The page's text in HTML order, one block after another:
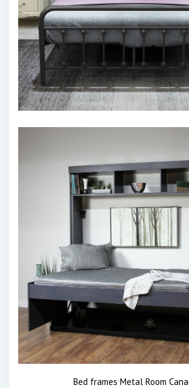
Bed frames Metal Room